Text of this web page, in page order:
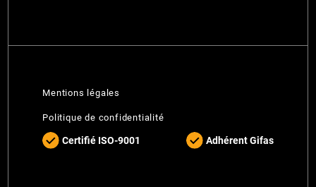
Mentions légales
Politique de confidentialité
Certifié ISO-9001 Adhérent Gifas